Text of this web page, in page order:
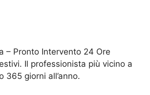
– Pronto Intervento 24 Ore
Il professionista più vicino a
365 giorni all’anno.